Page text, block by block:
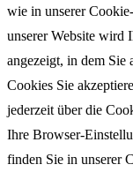
wie in unserer
unserer Website wird
angezeigt, in dem Sie
Cookies Sie
jederzeit über die
Ihre Browser-
finden Sie in unserer